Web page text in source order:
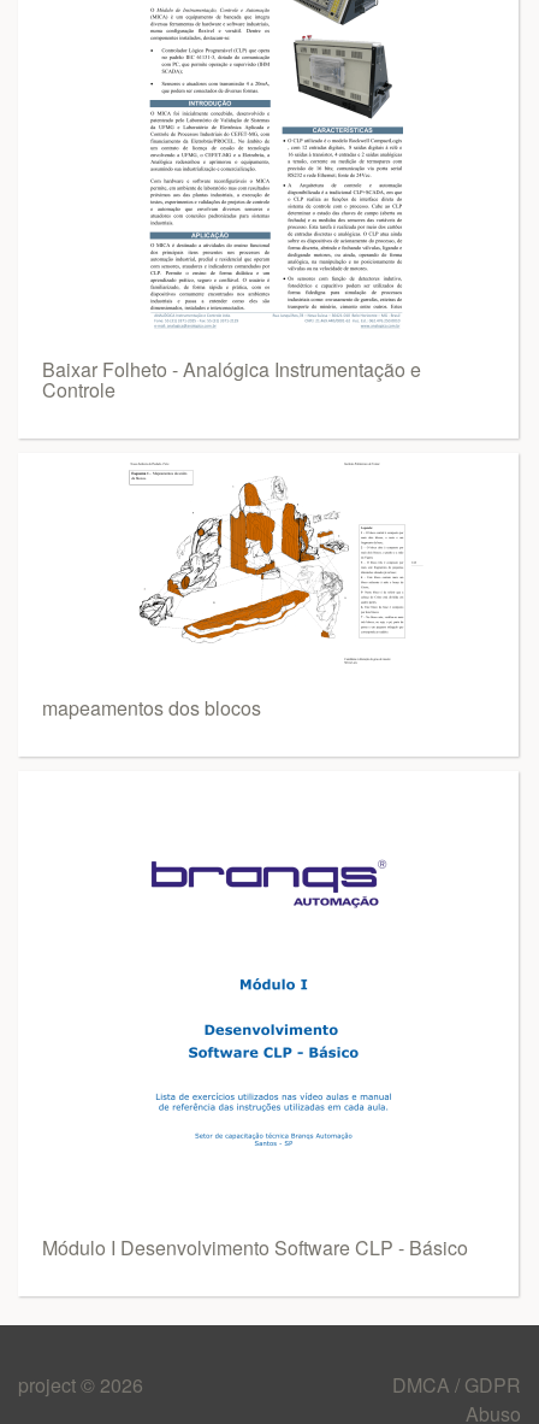
Baixar Folheto - Analógica Instrumentação e
Controle
mapeamentos dos blocos
Módulo I Desenvolvimento Software CLP - Básico
project © 2026
DMCA / GDPR
Abuso